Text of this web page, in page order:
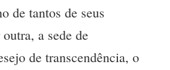
de tantos de seus
a sede de
de transcendência, o